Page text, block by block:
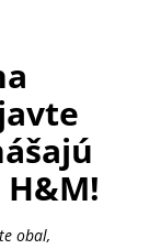
obal,